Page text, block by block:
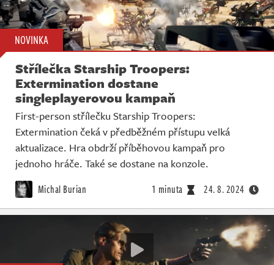
NOVINKA
Střílečka Starship Troopers:
Extermination dostane
singleplayerovou kampaň
First-person střílečku Starship Troopers:
Extermination čeká v předběžném přístupu velká
aktualizace. Hra obdrží příběhovou kampaň pro
jednoho hráče. Také se dostane na konzole.
Michal Burian 1 minuta 24. 8. 2024